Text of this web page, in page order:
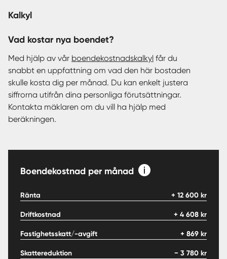
Kalkyl
Vad kostar nya boendet?
Med hjälp av vår boendekostnadskalkyl får du
snabbt en uppfattning om vad den här bostaden
skulle kosta dig per månad. Du kan enkelt justera
siffrorna utifrån dina personliga förutsättningar.
Kontakta mäklaren om du vill ha hjälp med
beräkningen.
Boendekostnad per månad
Ränta + 12 600 kr
Driftkostnad + 4 608 kr
Fastighetsskatt/-avgift + 869 kr
Skattereduktion − 3 780 kr